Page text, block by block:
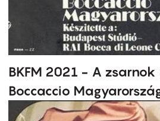
BKFM 2021 - A
Boccaccio